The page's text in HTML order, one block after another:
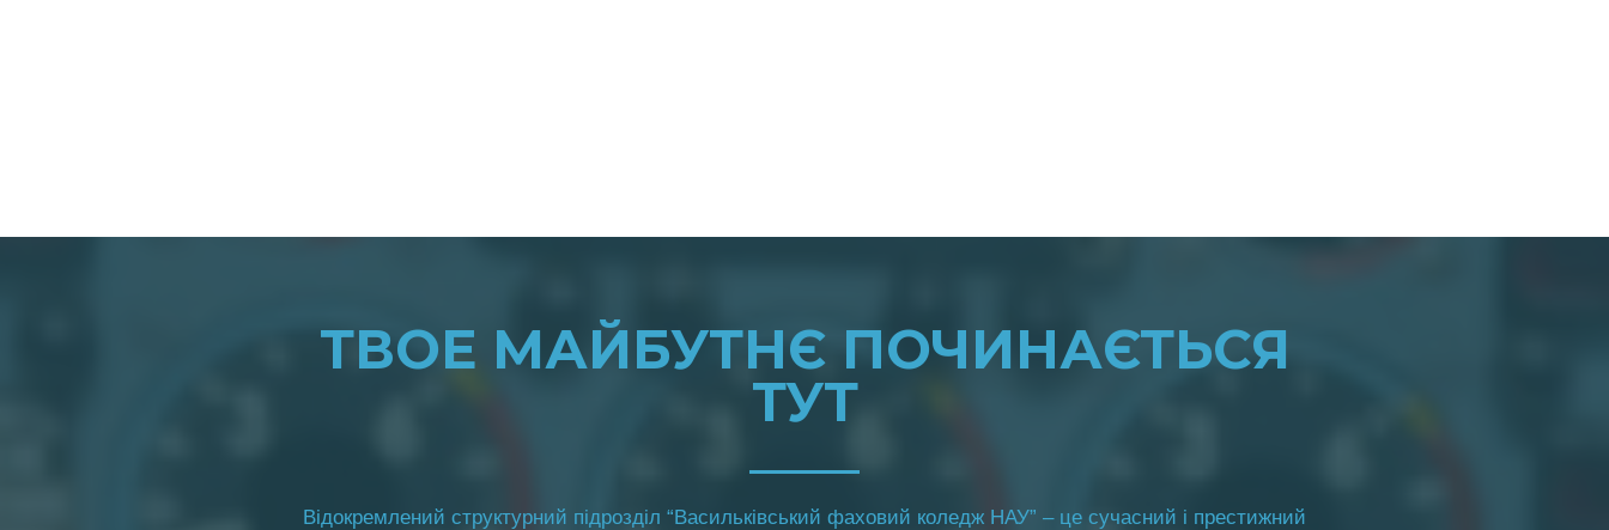
ТВОЕ МАЙБУТНЄ ПОЧИНАЄТЬСЯ
ТУТ
Відокремлений структурний підрозділ “Васильківський фаховий коледж НАУ” – це сучасний і престижний